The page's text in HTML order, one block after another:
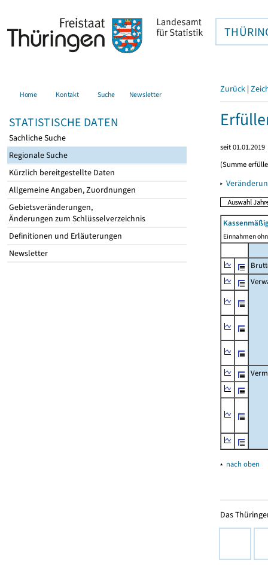
Home Kontakt Suche Newsletter
STATISTISCHE DATEN
Sachliche Suche
Regionale Suche
Kürzlich bereitgestellte Daten
Allgemeine Angaben, Zuordnungen
Gebietsveränderungen,
Änderungen zum Schlüsselverzeichnis
Definitionen und Erläuterungen
Newsletter
Zurück |
seit 01.01.2019
(Summe
▸
Einnahmen
▴ nach oben
Das